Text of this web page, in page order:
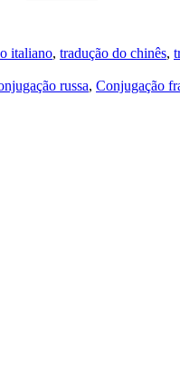
italiano, tradução do chinês,
russa, Conjugação